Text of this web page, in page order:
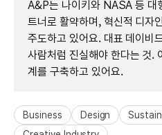
A&P는 나이키와 NASA 등 대
트너로 활약하며, 혁신적 디자
주도하고 있어요. 대표 데이비
사람처럼 진실해야 한다는 것.
계를 구축하고 있어요.
Business Design